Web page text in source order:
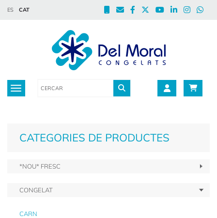
ES CAT
Toggle navigation
CATEGORIES DE PRODUCTES
*NOU* FRESC
CONGELAT
CARN